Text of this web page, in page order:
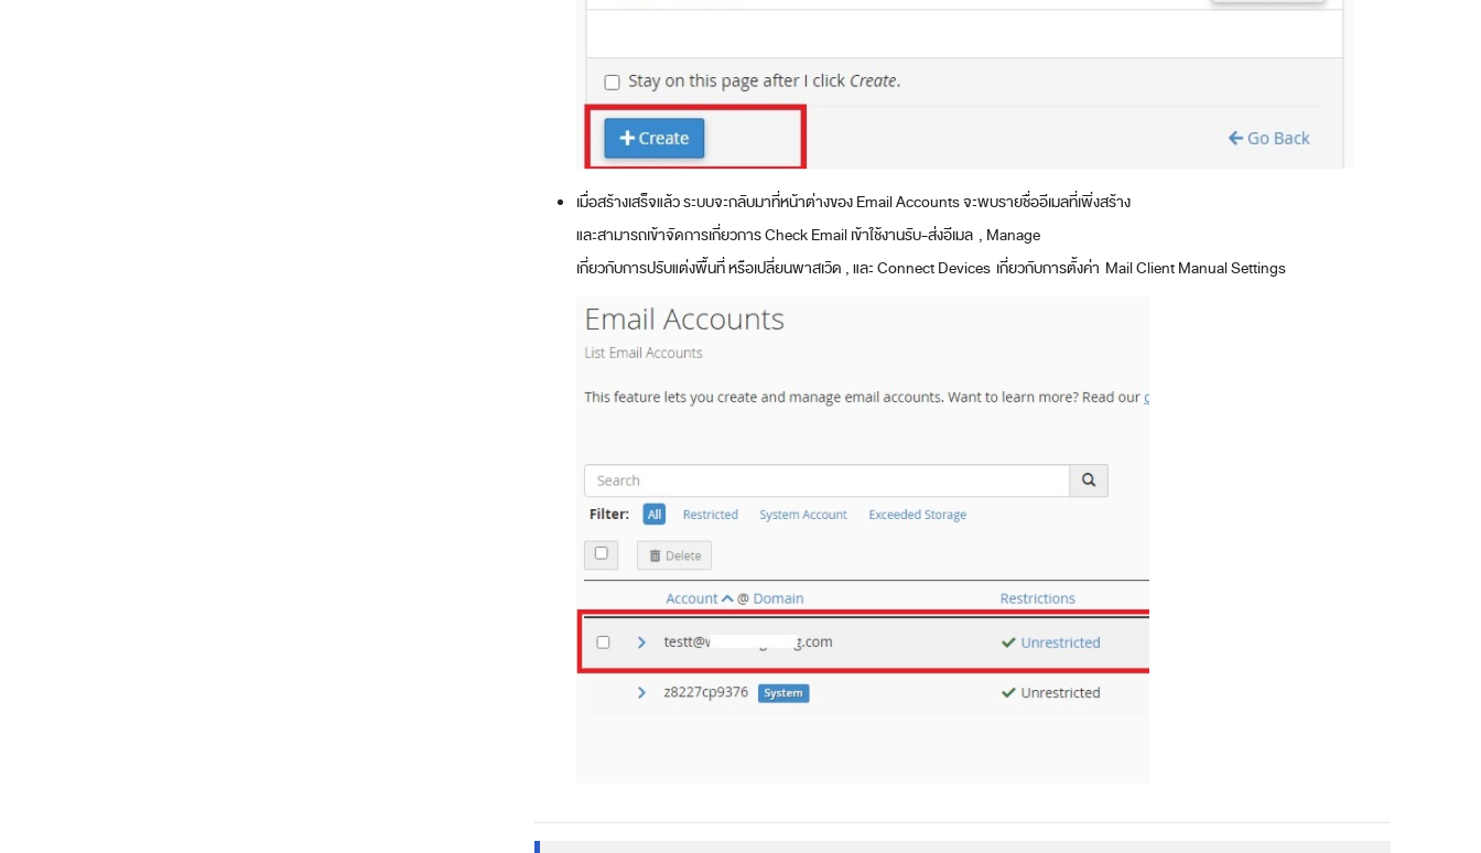
เมื่อสร้างเสร็จแล้ว ระบบจะกลับมาที่หน้าต่างของ Email Accounts จะพบรายชื่ออีเมลที่เพิ่งสร้าง
และสามารถเข้าจัดการเกี่ยวการ Check Email เข้าใช้งานรับ-ส่งอีเมล , Manage
เกี่ยวกับการปรับแต่งพื้นที่ หรือเปลี่ยนพาสเวิด , และ Connect Devices เกี่ยวกับการตั้งค่า Mail Client Manual Settings